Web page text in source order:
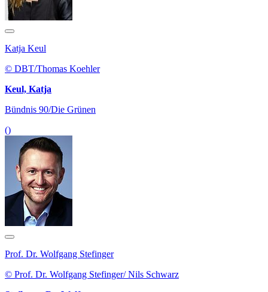
Katja Keul
© DBT/Thomas Koehler
Keul, Katja
Bündnis 90/Die Grünen
()
Prof. Dr. Wolfgang Stefinger
© Prof. Dr. Wolfgang Stefinger/ Nils Schwarz